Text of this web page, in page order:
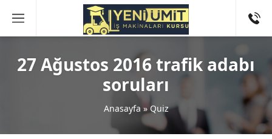
27 Ağustos 2016 trafik adabı
soruları
Anasayfa»Quiz